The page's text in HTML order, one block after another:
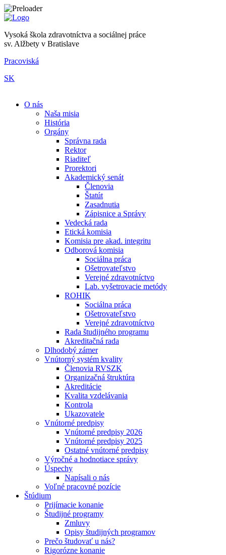
Vysoká škola zdravotníctva a sociálnej práce
sv. Alžbety v Bratislave
Pracoviská
SK
O nás
Naša misia
História
Orgány
Správna rada
Rektor
Riaditeľ
Prorektori
Akademický senát
Členovia
Štatút
Zasadnutia
Zápisnice a Správy
Vedecká rada
Etická komisia
Komisia pre akad. integritu
Odborová komisia
Sociálna práca
Ošetrovateľstvo
Verejné zdravotníctvo
Lab. vyšetrovacie metódy
ROHIK
Sociálna práca
Ošetrovateľstvo
Verejné zdravotníctvo
Rada študijného programu
Akreditačná rada
Dlhodobý zámer
Vnútorný systém kvality
Členovia RVSZK
Organizačná štruktúra
Akreditácie
Kvalita vzdelávania
Kontrola
Ukazovatele
Vnútorné predpisy
Vnútorné predpisy 2026
Vnútorné predpisy 2025
Ostatné vnútorné predpisy
Výročné a hodnotiace správy
Úspechy
Napísali o nás
Voľné pracovné pozície
Štúdium
Prijímacie konanie
Študijné programy
Zmluvy
Opisy študijných programov
Prečo študovať u nás?
Rigorózne konanie